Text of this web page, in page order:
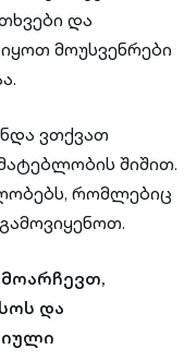
და
მოუსვენრები
ვთქვათ
შიშით.
რომლებიც
და